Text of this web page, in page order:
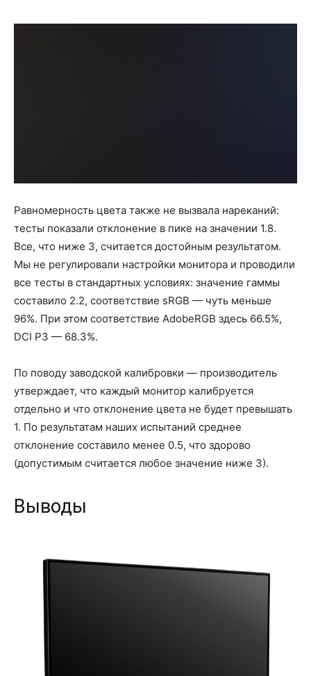
Равномерность цвета также не вызвала нареканий:
тесты показали отклонение в пике на значении 1.8.
Все, что ниже 3, считается достойным результатом.
Мы не регулировали настройки монитора и проводили
все тесты в стандартных условиях: значение гаммы
составило 2.2, соответствие sRGB — чуть меньше
96%. При этом соответствие AdobeRGB здесь 66.5%,
DCI P3 — 68.3%.
По поводу заводской калибровки — производитель
утверждает, что каждый монитор калибруется
отдельно и что отклонение цвета не будет превышать
1. По результатам наших испытаний среднее
отклонение составило менее 0.5, что здорово
(допустимым считается любое значение ниже 3).
Выводы